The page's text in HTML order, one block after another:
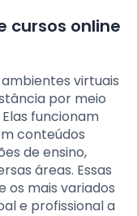
cursos online
virtuais
por meio
funcionam
conteúdos
de ensino,
áreas. Essas
os mais variados
e profissional a